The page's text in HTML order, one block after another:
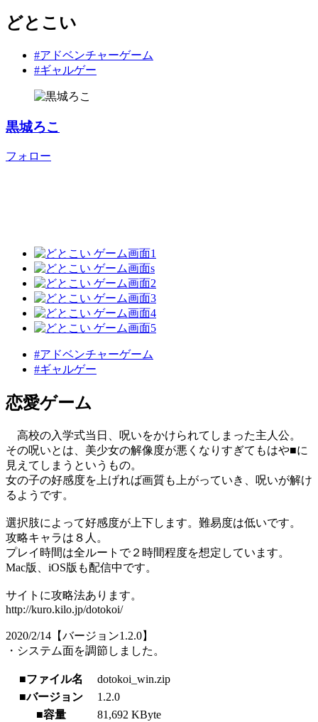
どとこい
#アドベンチャーゲーム
#ギャルゲー
黒城ろこ
フォロー
#アドベンチャーゲーム
#ギャルゲー
恋愛ゲーム
高校の入学式当日、呪いをかけられてしまった主人公。
その呪いとは、美少女の解像度が悪くなりすぎてもはや■に
見えてしまうというもの。
女の子の好感度を上げれば画質も上がっていき、呪いが解け
るようです。
選択肢によって好感度が上下します。難易度は低いです。
攻略キャラは８人。
プレイ時間は全ルートで２時間程度を想定しています。
Mac版、iOS版も配信中です。
サイトに攻略法あります。
http://kuro.kilo.jp/dotokoi/
2020/2/14【バージョン1.2.0】
・システム面を調節しました。
■ファイル名
dotokoi_win.zip
■バージョン
1.2.0
■容量
81,692 KByte